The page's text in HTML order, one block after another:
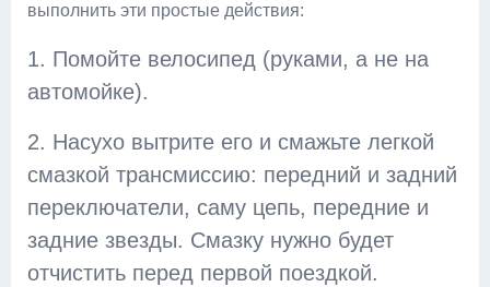
выполнить эти простые действия:
1. Помойте велосипед (руками, а не на
автомойке).
2. Насухо вытрите его и смажьте легкой
смазкой трансмиссию: передний и задний
переключатели, саму цепь, передние и
задние звезды. Смазку нужно будет
отчистить перед первой поездкой.